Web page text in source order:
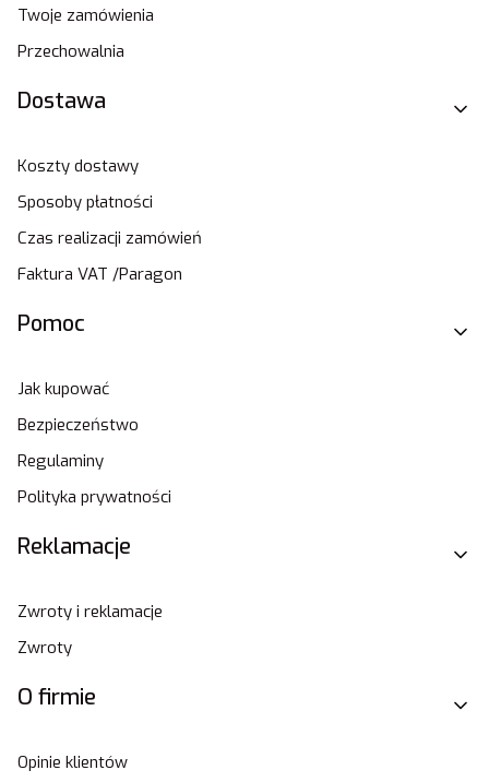
Twoje zamówienia
Przechowalnia
Dostawa
Koszty dostawy
Sposoby płatności
Czas realizacji zamówień
Faktura VAT /Paragon
Pomoc
Jak kupować
Bezpieczeństwo
Regulaminy
Polityka prywatności
Reklamacje
Zwroty i reklamacje
Zwroty
O firmie
Opinie klientów